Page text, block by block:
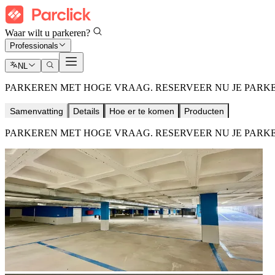
Waar wilt u parkeren?
Professionals
NL
PARKEREN MET HOGE VRAAG. RESERVEER NU JE
Samenvatting Details Hoe er te komen Producten
PARKEREN MET HOGE VRAAG. RESERVEER NU JE